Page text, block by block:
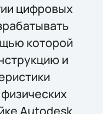
цифровых
которой
и
Autodesk